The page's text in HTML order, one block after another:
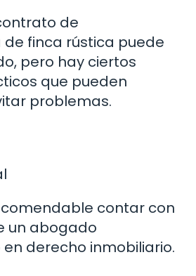
de
finca rústica puede
pero hay ciertos
que pueden
problemas.
contar con
un abogado
derecho inmobiliario.